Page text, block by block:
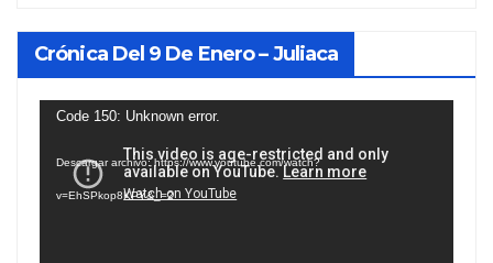
Crónica Del 9 De Enero – Juliaca
Reproductor
vídeo
Code 150: Unknown error.
Descargar archivo: https://www.youtube.com/watch?
v=EhSPkop8KPY&_=2